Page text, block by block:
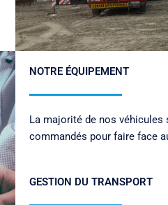
NOTRE ÉQUIPEMENT
La majorité de nos véhicules
commandés pour faire face
GESTION DU TRANSPORT